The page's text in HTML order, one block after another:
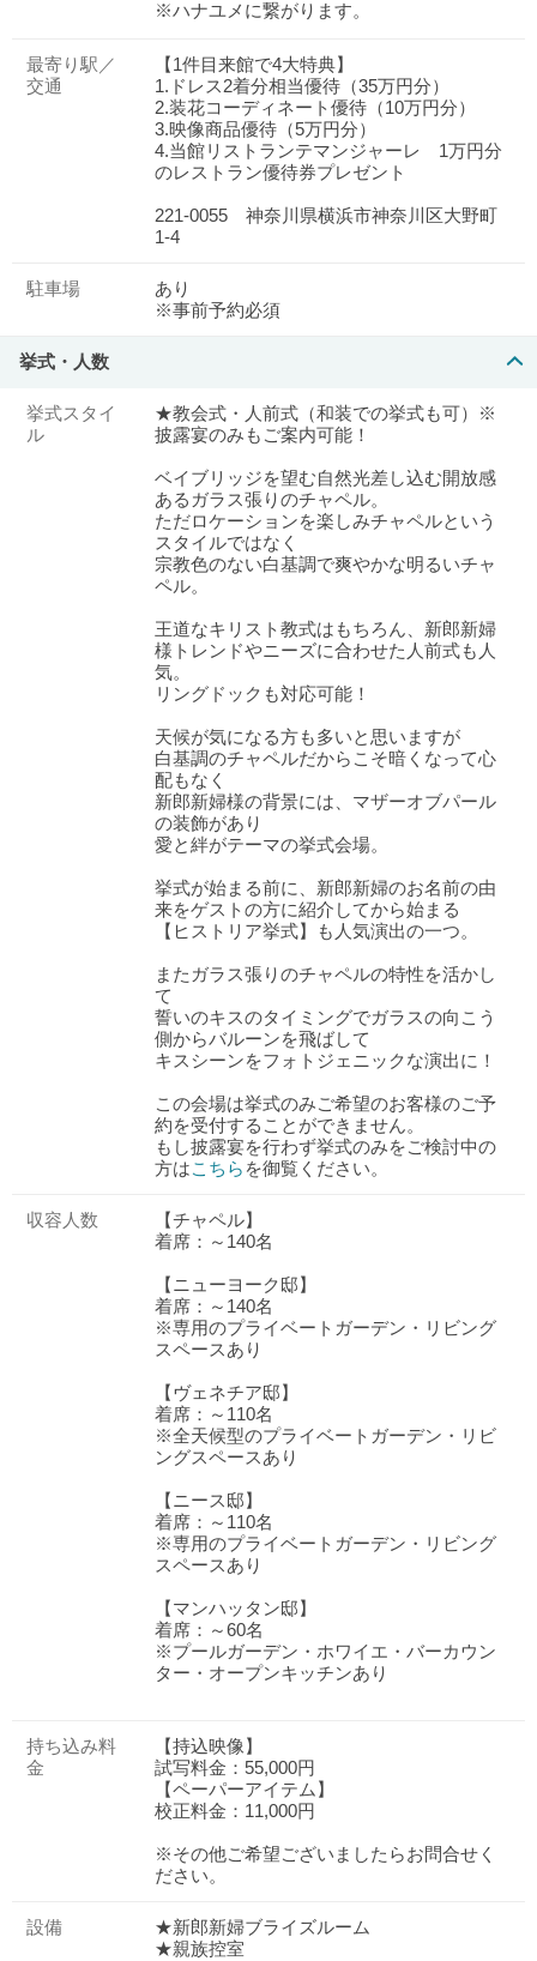
おトクな特典つきフェア
残◯
★ハナユメ限定*AMフェア来館特典★
※ハナユメに繋がります。
最寄り駅／
交通
【1件目来館で4大特典】
1.ドレス2着分相当優待（35万円分）
2.装花コーディネート優待（10万円分）
3.映像商品優待（5万円分）
4.当館リストランテマンジャーレ 1万円分
のレストラン優待券プレゼント
221-0055 神奈川県横浜市神奈川区大野町
1-4
駐車場
あり
※事前予約必須
挙式・人数
挙式スタイ
ル
★教会式・人前式（和装での挙式も可）※
披露宴のみもご案内可能！
ベイブリッジを望む自然光差し込む開放感
あるガラス張りのチャペル。
ただロケーションを楽しみチャペルという
スタイルではなく
宗教色のない白基調で爽やかな明るいチャ
ペル。
王道なキリスト教式はもちろん、新郎新婦
様トレンドやニーズに合わせた人前式も人
気。
リングドックも対応可能！
天候が気になる方も多いと思いますが
白基調のチャペルだからこそ暗くなって心
配もなく
新郎新婦様の背景には、マザーオブパール
の装飾があり
愛と絆がテーマの挙式会場。
挙式が始まる前に、新郎新婦のお名前の由
来をゲストの方に紹介してから始まる
【ヒストリア挙式】も人気演出の一つ。
またガラス張りのチャペルの特性を活かし
て
誓いのキスのタイミングでガラスの向こう
側からバルーンを飛ばして
キスシーンをフォトジェニックな演出に！
この会場は挙式のみご希望のお客様のご予
約を受付することができません。
もし披露宴を行わず挙式のみをご検討中の
方はこちら を御覧ください。
収容人数
【チャペル】
着席：～140名
【ニューヨーク邸】
着席：～140名
※専用のプライベートガーデン・リビング
スペースあり
【ヴェネチア邸】
着席：～110名
※全天候型のプライベートガーデン・リビ
ングスペースあり
【ニース邸】
着席：～110名
※専用のプライベートガーデン・リビング
スペースあり
【マンハッタン邸】
着席：～60名
※プールガーデン・ホワイエ・バーカウン
ター・オープンキッチンあり
持ち込み料
金
【持込映像】
試写料金：55,000円
【ペーパーアイテム】
校正料金：11,000円
※その他ご希望ございましたらお問合せく
ださい。
設備
★新郎新婦ブライズルーム
★親族控室